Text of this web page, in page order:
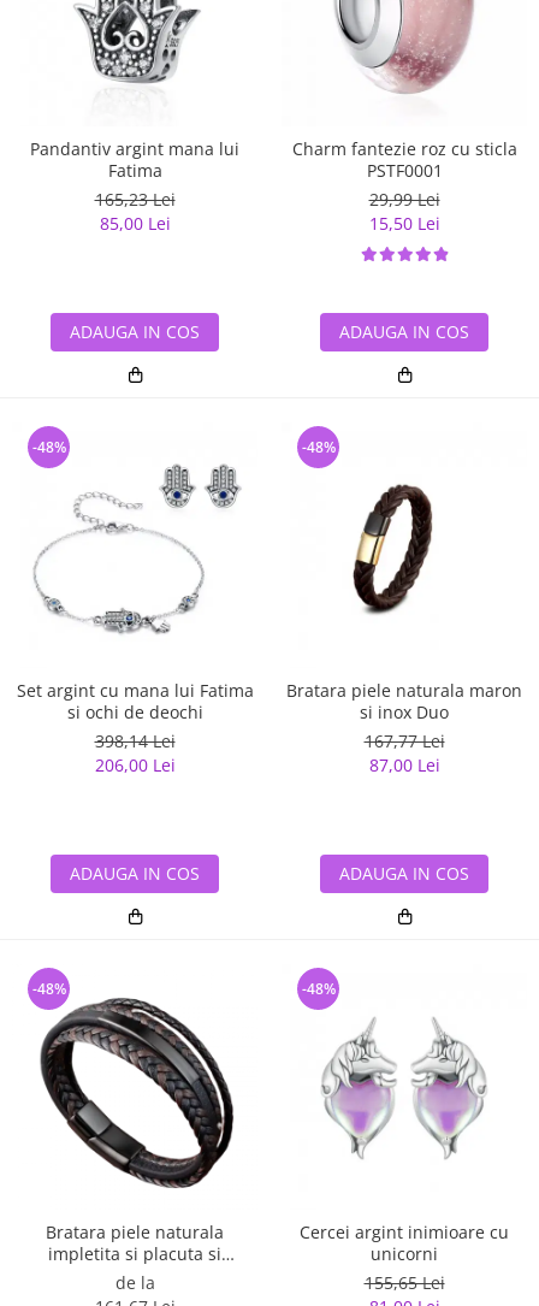
Pandantiv argint mana lui
Fatima
165,23 Lei
85,00 Lei
ADAUGA IN COS
Charm fantezie roz cu sticla
PSTF0001
29,99 Lei
15,50 Lei
ADAUGA IN COS
Set argint cu mana lui Fatima
si ochi de deochi
398,14 Lei
206,00 Lei
-48%
ADAUGA IN COS
Bratara piele naturala maron
si inox Duo
167,77 Lei
87,00 Lei
-48%
ADAUGA IN COS
Bratara piele naturala
impletita si placuta si
inchizatoare din inox
de la
-48%
Cercei argint inimioare cu
unicorni
155,65 Lei
-48%